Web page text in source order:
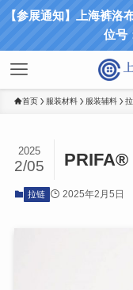
【参展通知】上海裤
位号
首页 服装材料 服装辅料
PRIFA®
2025
2/05
拉链 2025年2月5日